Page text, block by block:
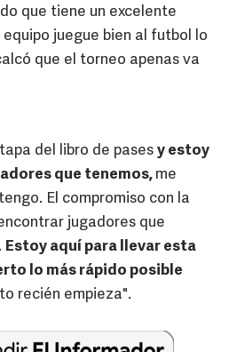
que tiene un excelente
juegue bien al futbol lo
que el torneo apenas va
del libro de pases y estoy
que tenemos, me
El compromiso con la
jugadores que
Estoy aquí para llevar esta
lo más rápido posible
recién empieza".